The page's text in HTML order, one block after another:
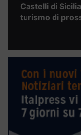
Castelli di
turismo di